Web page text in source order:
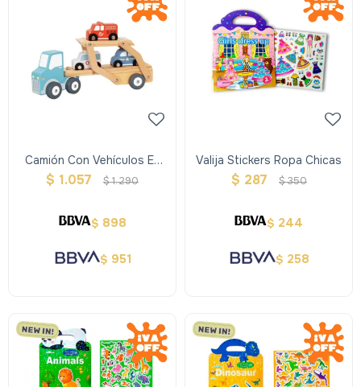
Camión Con Vehículos En
Madera - Hi Pando
$ 1.057 $1.290
$ 898
$ 951
Valija Stickers Ropa Chicas
$ 287 $350
$ 244
$ 258